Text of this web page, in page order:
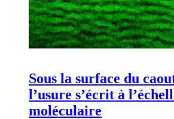
Sous la surface du
l’usure s’écrit à
moléculaire